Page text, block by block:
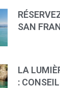
SAN
LA
: